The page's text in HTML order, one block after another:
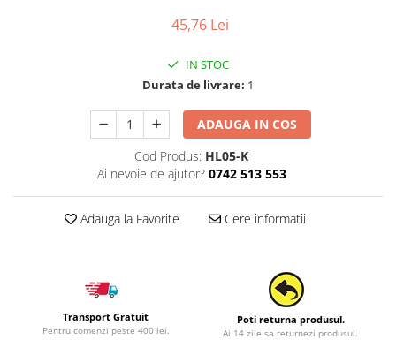
45,76 Lei
IN STOC
Durata de livrare: 1
ADAUGA IN COS
Cod Produs: HL05-K
Ai nevoie de ajutor? 0742 513 553
Adauga la Favorite Cere informatii
Transport Gratuit
Pentru comenzi peste 400 lei.
Poti returna produsul.
Ai 14 zile sa returnezi produsul.